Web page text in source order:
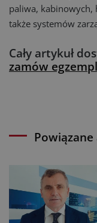
paliwa, kabinowych,
także systemów
Cały artykuł
zamów
Powiązane